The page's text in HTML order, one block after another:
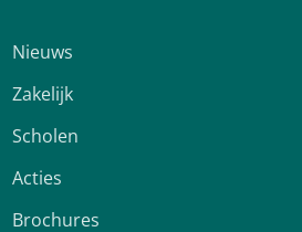
Nieuws
Zakelijk
Scholen
Acties
Brochures